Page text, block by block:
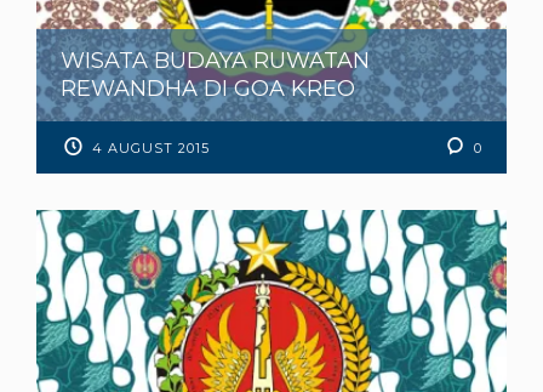
WISATA BUDAYA RUWATAN
REWANDHA DI GOA KREO
4 AUGUST 2015 0